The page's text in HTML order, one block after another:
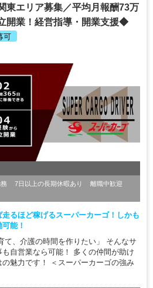
東エリア募集／平均月報酬73万
開業！経営指導・開業支援◆
可
7日以上の長期休暇あり
離職中歓迎
るほど稼げるスーパーカーゴ！しかも
能！
て、介護の時間を作りたい」 そんなサ
自営業なら可能！ 多くの仲間が助け
魅力です！ ＜スーパーカーゴの強み